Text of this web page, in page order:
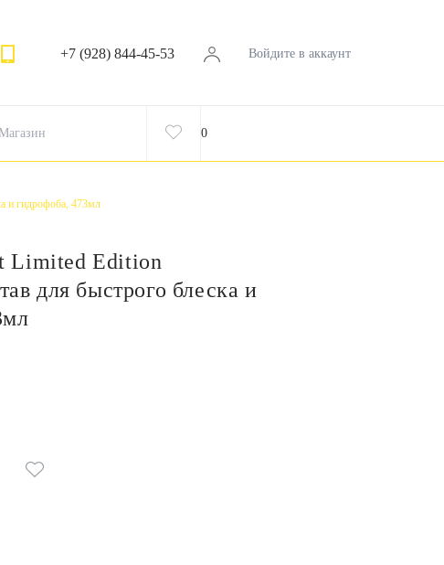
+7 (928) 844-45-53 Войдите в аккаунт
Магазин 0
и гидрофоба, 473мл
Limited Edition
для быстрого блеска и